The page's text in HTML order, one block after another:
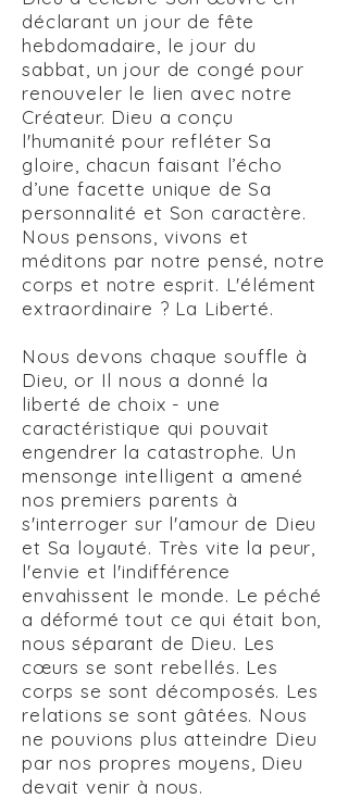
déclarant un jour de fête
hebdomadaire, le jour du
sabbat, un jour de congé pour
renouveler le lien avec notre
Créateur. Dieu a conçu
l'humanité pour refléter Sa
gloire, chacun faisant l’écho
d’une facette unique de Sa
personnalité et Son caractère.
Nous pensons, vivons et
méditons par notre pensé, notre
corps et notre esprit. L'élément
extraordinaire ? La Liberté.
Nous devons chaque souffle à
Dieu, or Il nous a donné la
liberté de choix - une
caractéristique qui pouvait
engendrer la catastrophe. Un
mensonge intelligent a amené
nos premiers parents à
s'interroger sur l'amour de Dieu
et Sa loyauté. Très vite la peur,
l'envie et l'indifférence
envahissent le monde. Le péché
a déformé tout ce qui était bon,
nous séparant de Dieu. Les
cœurs se sont rebellés. Les
corps se sont décomposés. Les
relations se sont gâtées. Nous
ne pouvions plus atteindre Dieu
par nos propres moyens, Dieu
devait venir à nous.